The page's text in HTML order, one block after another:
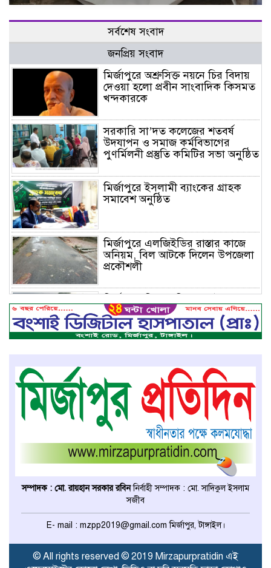
সর্বশেষ সংবাদ
জনপ্রিয় সংবাদ
মির্জাপুরে অশ্রুসিক্ত নয়নে চির বিদায়
দেওয়া হলো প্রবীন সাংবাদিক কিসমত
খন্দকারকে
সরকারি সা’দত কলেজের শতবর্ষ
উদযাপন ও সমাজ কর্মবিভাগের
পুণর্মিলনী প্রস্তুতি কমিটির সভা অনুষ্ঠিত
মির্জাপুরে ইসলামী ব্যাংকের গ্রাহক
সমাবেশ অনুষ্ঠিত
মির্জাপুরে এলজিইডির রাস্তার কাজে
অনিয়ম, বিল আটকে দিলেন উপজেলা
প্রকৌশলী
দুয়ারি জাল ধ্বংস
মির্জাপুরে বহুরিয়া সরকারি প্রাথমিক
বিদ্যালয়ের ম্যানেজিং কমিটি গঠন
মির্জাপুরে ধান ভিজে যাওয়াকে কেন্দ্র
করে ছোট ভাইয়ের হামলায় বড় ভাই
নিহত
ঢাকা মেডিকেল কলেজের মেডিসিন
বিভাগের অধ্যাপকের দায়িত্ব পেলেন
টাঙ্গাইলের ডা. আজিজ
সম্পাদক : মো. রায়হান সরকার রবিননির্বাহী সম্পাদক : মো. সাদিকুল ইসলাম
সজীব
E- mail : mzpp2019@gmail.com মির্জাপুর, টাঙ্গাইল।
© All rights reserved © 2019 Mirzapurpratidin এই